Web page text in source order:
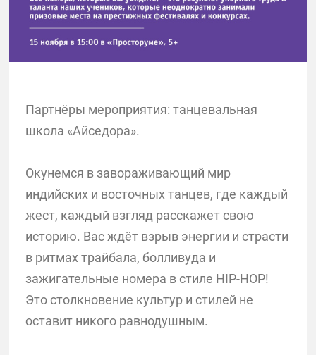
Партнёры мероприятия: танцевальная
школа «Айседора».
Окунемся в завораживающий мир
индийских и восточных танцев, где каждый
жест, каждый взгляд расскажет свою
историю. Вас ждёт взрыв энергии и страсти
в ритмах трайбала, болливуда и
зажигательные номера в стиле HIP-HOP!
Это столкновение культур и стилей не
оставит никого равнодушным.